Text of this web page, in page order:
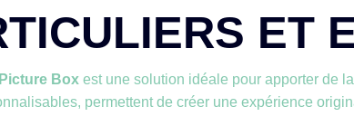
ET
Picture Boxest une solution idéale pour apporter de
permettent de créer une expérience